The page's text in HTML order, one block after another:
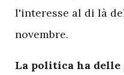
l'interesse al di là
novembre.
La politica ha